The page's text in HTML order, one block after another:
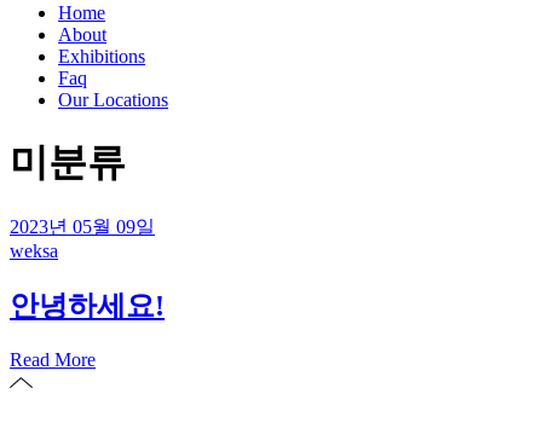
Home
About
Exhibitions
Faq
Our Locations
미분류
2023년 05월 09일
weksa
안녕하세요!
Read More